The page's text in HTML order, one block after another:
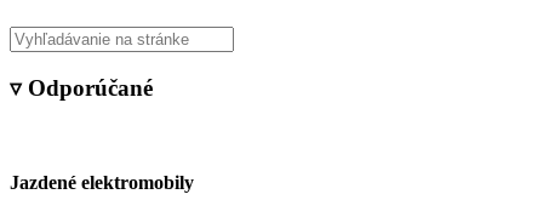
▿ Odporúčané
Jazdené elektromobily